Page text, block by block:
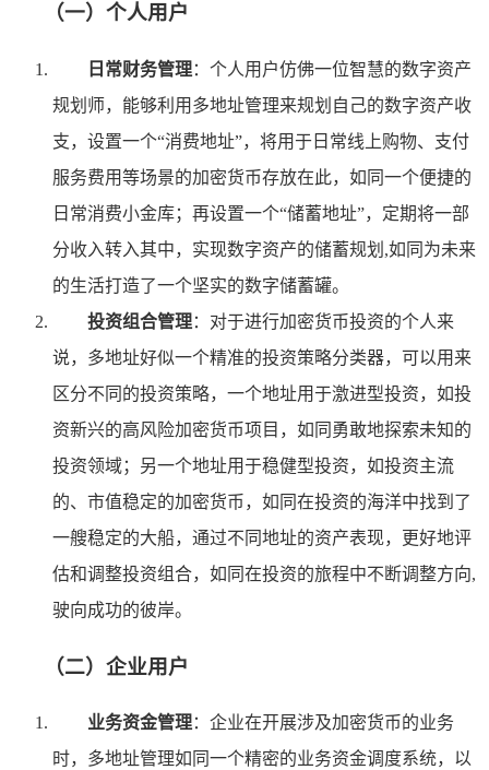
（一）个人用户
日常财务管理：个人用户仿佛一位智慧的数字资产
规划师，能够利用多地址管理来规划自己的数字资产收
支，设置一个“消费地址”，将用于日常线上购物、支付
服务费用等场景的加密货币存放在此，如同一个便捷的
日常消费小金库；再设置一个“储蓄地址”，定期将一部
分收入转入其中，实现数字资产的储蓄规划,如同为未来
的生活打造了一个坚实的数字储蓄罐。
投资组合管理：对于进行加密货币投资的个人来
说，多地址好似一个精准的投资策略分类器，可以用来
区分不同的投资策略，一个地址用于激进型投资，如投
资新兴的高风险加密货币项目，如同勇敢地探索未知的
投资领域；另一个地址用于稳健型投资，如投资主流
的、市值稳定的加密货币，如同在投资的海洋中找到了
一艘稳定的大船，通过不同地址的资产表现，更好地评
估和调整投资组合，如同在投资的旅程中不断调整方向,
驶向成功的彼岸。
（二）企业用户
业务资金管理：企业在开展涉及加密货币的业务
时，多地址管理如同一个精密的业务资金调度系统，以